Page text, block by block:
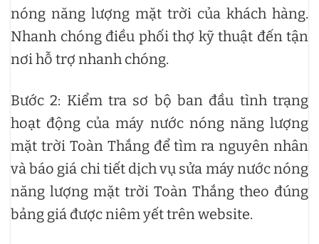
nóng năng lượng mặt trời của khách hàng.
Nhanh chóng điều phối thợ kỹ thuật đến tận
nơi hỗ trợ nhanh chóng.
Bước 2: Kiểm tra sơ bộ ban đầu tình trạng
hoạt động của máy nước nóng năng lượng
mặt trời Toàn Thắng để tìm ra nguyên nhân
và báo giá chi tiết dịch vụ sửa máy nước nóng
năng lượng mặt trời Toàn Thắng theo đúng
bảng giá được niêm yết trên website.